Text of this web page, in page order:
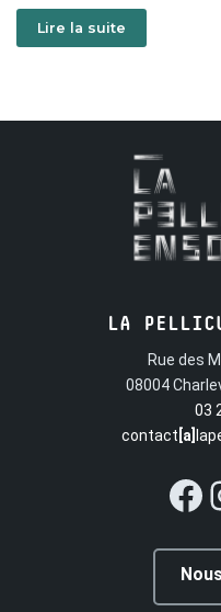
reviennent. C’est sa vie et
Lire la suite
LA
Rue des
08004
03
contact [a]